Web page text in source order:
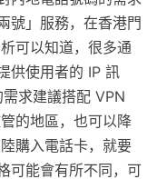
號」服務，在香港門
可以知道，很多通
供使用者的 IP 訊
求建議搭配 VPN
的地區，也可以降
購入電話卡，就要
可能會有所不同，可